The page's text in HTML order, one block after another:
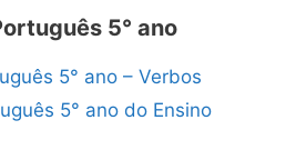
5° ano
5° ano – Verbos
5° ano do Ensino